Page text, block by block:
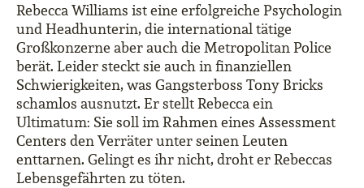
Rebecca Williams ist eine erfolgreiche Psychologin
und Headhunterin, die international tätige
Großkonzerne aber auch die Metropolitan Police
berät. Leider steckt sie auch in finanziellen
Schwierigkeiten, was Gangsterboss Tony Bricks
schamlos ausnutzt. Er stellt Rebecca ein
Ultimatum: Sie soll im Rahmen eines Assessment
Centers den Verräter unter seinen Leuten
enttarnen. Gelingt es ihr nicht, droht er Rebeccas
Lebensgefährten zu töten.